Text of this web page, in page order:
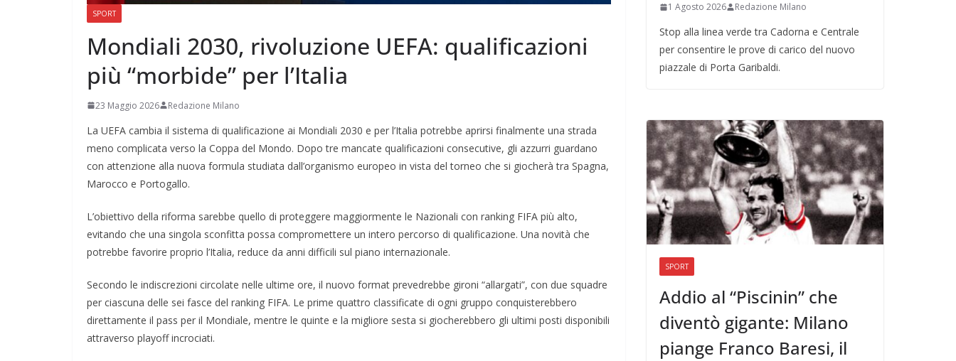
SPORT
Mondiali 2030, rivoluzione UEFA: qualificazioni
più “morbide” per l’Italia
23 Maggio 2026 Redazione Milano
La UEFA cambia il sistema di qualificazione ai Mondiali 2030 e per l’Italia potrebbe aprirsi finalmente una strada
meno complicata verso la Coppa del Mondo. Dopo tre mancate qualificazioni consecutive, gli azzurri guardano
con attenzione alla nuova formula studiata dall’organismo europeo in vista del torneo che si giocherà tra Spagna,
Marocco e Portogallo.
L’obiettivo della riforma sarebbe quello di proteggere maggiormente le Nazionali con ranking FIFA più alto,
evitando che una singola sconfitta possa compromettere un intero percorso di qualificazione. Una novità che
potrebbe favorire proprio l’Italia, reduce da anni difficili sul piano internazionale.
Secondo le indiscrezioni circolate nelle ultime ore, il nuovo format prevedrebbe gironi “allargati”, con due squadre
per ciascuna delle sei fasce del ranking FIFA. Le prime quattro classificate di ogni gruppo conquisterebbero
direttamente il pass per il Mondiale, mentre le quinte e la migliore sesta si giocherebbero gli ultimi posti disponibili
attraverso playoff incrociati.
1 Agosto 2026 Redazione Milano
Stop alla linea verde tra Cadorna e Centrale
per consentire le prove di carico del nuovo
piazzale di Porta Garibaldi.
SPORT
Addio al “Piscinin” che
diventò gigante: Milano
piange Franco Baresi, il